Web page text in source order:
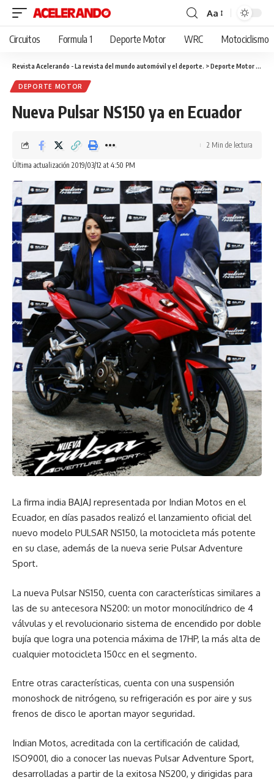
Cambiar
tamaño
fuente
Aa
Circuitos Formula 1 Deporte Motor WRC Motociclismo
Revista Acelerando - La revista del mundo automóvil y el deporte. >Deporte Motor
DEPORTE MOTOR
Nueva Pulsar NS150 ya en Ecuador
Última actualización 2019/03/12 at 4:50 PM
2 Min de lectura
La firma india BAJAJ representada por Indian Motos en el
Ecuador, en días pasados realizó el lanzamiento oficial del
nuevo modelo PULSAR NS150, la motocicleta más potente
en su clase, además de la nueva serie Pulsar Adventure
Sport.
La nueva Pulsar NS150, cuenta con características similares a
las de su antecesora NS200: un motor monocilíndrico de 4
válvulas y el revolucionario sistema de encendido por doble
bujía que logra una potencia máxima de 17HP, la más alta de
cualquier motocicleta 150cc en el segmento.
Entre otras características, cuenta con una suspensión
monoshock de nitrógeno, su refrigeración es por aire y sus
frenos de disco le aportan mayor seguridad.
Indian Motos, acreditada con la certificación de calidad,
ISO9001, dio a conocer las nuevas Pulsar Adventure Sport,
desarrolladas a partir de la exitosa NS200, y dirigidas para